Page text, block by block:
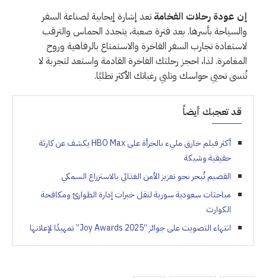
إن عودة رحلات الفخامة تعد إشارة إيجابية لصناعة السفر
والسياحة بأسرها. بعد فترة صعبة، يتجدد الحماس والترقب
لاستعادة تجارب السفر الفاخرة والاستمتاع بالرفاهية وروح
المغامرة. لذا، احجز رحلتك الفاخرة القادمة واستعد لتجربة لا
تُنسى تحيي حواسك وتلبي رغباتك الأكثر تطلبًا.
قد تعجبك أيضاً
أكثر فيلم خارق مليء بالجرأة على HBO Max يكشف عن كارثة
حقيقية وشيكة
القصيم تُبحر نحو تعزيز الأمن الغذائي بالاستزراع السمكي
مباحثات سعودية سورية لنقل خبرات إدارة الطوارئ ومكافحة
الكوارث
انتهاء التصويت على جوائز “Joy Awards 2025” تمهيدًا لإعلانها